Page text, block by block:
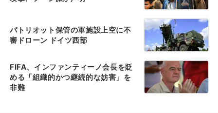
パトリオット保管の軍施設上空に不
審ドローン ドイツ西部
FIFA、インファンティーノ会長を貶
める「組織的かつ継続的な妨害」を
非難